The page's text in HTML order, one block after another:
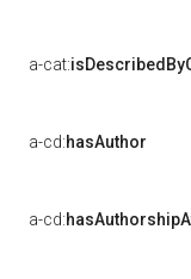
a-cat:
a-cd:hasAuthor
a-cd: